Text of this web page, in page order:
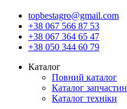
topbestagro@gmail.com
+38 067 566 87 53
+38 067 364 65 47
+38 050 344 60 79
Каталог
Повний каталог
Каталог запчастин
Каталог техніки